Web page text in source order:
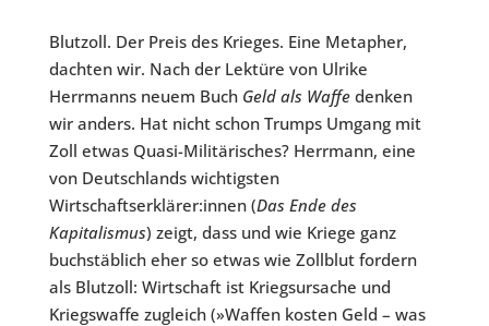
Blutzoll. Der Preis des Krieges. Eine Metapher,
dachten wir. Nach der Lektüre von Ulrike
Herrmanns neuem Buch Geld als Waffedenken
wir anders. Hat nicht schon Trumps Umgang mit
Zoll etwas Quasi-Militärisches? Herrmann, eine
von Deutschlands wichtigsten
Wirtschaftserklärer:innen (Das Ende des
Kapitalismus) zeigt, dass und wie Kriege ganz
buchstäblich eher so etwas wie Zollblut fordern
als Blutzoll: Wirtschaft ist Kriegsursache und
Kriegswaffe zugleich (»Waffen kosten Geld – was